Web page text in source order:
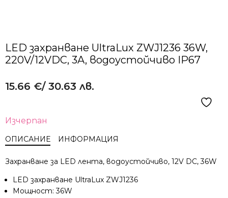
LED захранване UltraLux ZWJ1236 36W,
220V/12VDC, 3A, водоустойчиво IP67
15.66 €/ 30.63 лв.
Изчерпан
ОПИСАНИЕ ИНФОРМАЦИЯ
Захранване за LED лента, водоустойчивo, 12V DC, 36W
LED захранване UltraLux ZWJ1236
Мощност: 36W